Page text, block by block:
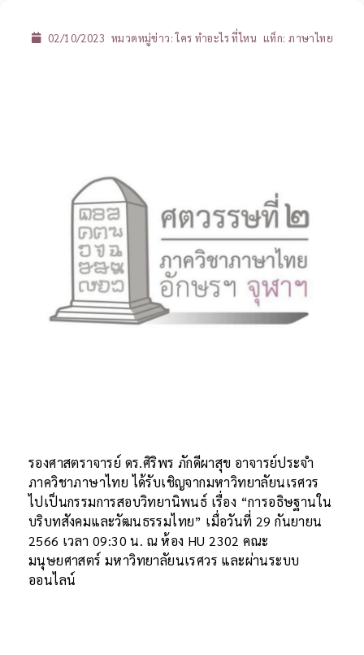
02/10/2023 หมวดหมู่ข่าว:ใคร ทำอะไร ที่ไหน แท็ก: ภาษาไทย
รองศาสตราจารย์ ดร.ศิริพร ภักดีผาสุข อาจารย์ประจำ
ภาควิชาภาษาไทย ได้รับเชิญจากมหาวิทยาลัยนเรศวร
ไปเป็นกรรมการสอบวิทยานิพนธ์ เรื่อง “การอธิษฐานใน
บริบทสังคมและวัฒนธรรมไทย” เมื่อวันที่ 29 กันยายน
2566 เวลา 09:30 น. ณ ห้อง HU 2302 คณะ
มนุษยศาสตร์ มหาวิทยาลัยนเรศวร และผ่านระบบ
ออนไลน์